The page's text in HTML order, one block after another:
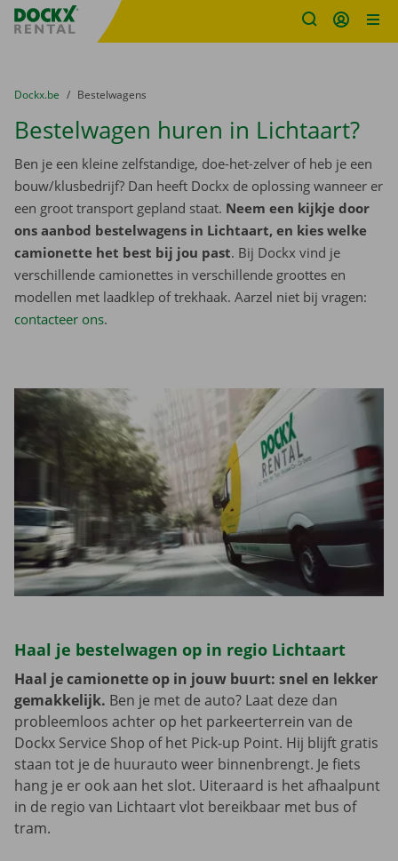
Fratello DEMO
U bevindt zich hier:
van
Dockx.be naar
Bestelwagens
Bestelwagen huren in Lichtaart?
Ben je een kleine zelfstandige, doe-het-zelver of heb je een
bouw/klusbedrijf? Dan heeft Dockx de oplossing wanneer er
een groot transport gepland staat. Neem een kijkje door
ons aanbod bestelwagens in Lichtaart, en kies welke
camionette het best bij jou past. Bij Dockx vind je
verschillende camionettes in verschillende groottes en
modellen met laadklep of trekhaak. Aarzel niet bij vragen:
contacteer ons.
Haal je bestelwagen op in regio Lichtaart
Haal je camionette op in jouw buurt: snel en lekker
gemakkelijk. Ben je met de auto? Laat deze dan
probleemloos achter op het parkeerterrein van de
Dockx Service Shop of het Pick-up Point. Hij blijft gratis
staan tot je de huurauto weer binnenbrengt. Je fiets
hang je er ook aan het slot. Uiteraard is het afhaalpunt
in de regio van Lichtaart vlot bereikbaar met bus of
tram.